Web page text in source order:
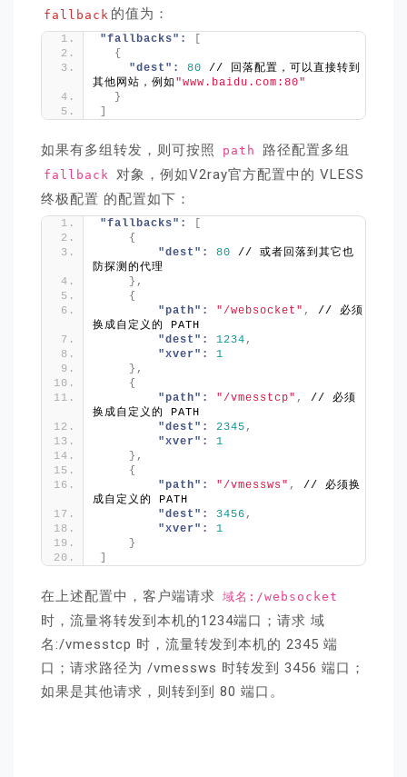
fallback 的值为：
"fallbacks":
{
"dest":
80 // 回落配置，可以直接转到
其他网站，例如 "www.baidu.com:80"
}
如果有多组转发，则可按照 path 路径配置多组
fallback 对象，例如V2ray官方配置中的 VLESS
终极配置 的配置如下：
"fallbacks":
{
"dest":
80 // 或者回落到其它也
防探测的代理
} ,
{
"path":
"/websocket" ,
// 必须
换成自定义的 PATH
"dest":
1234 ,
"xver":
1
} ,
{
"path":
"/vmesstcp" ,
// 必须
换成自定义的 PATH
"dest":
2345 ,
"xver":
1
} ,
{
"path":
"/vmessws" ,
// 必须换
成自定义的 PATH
"dest":
3456 ,
"xver":
1
}
在上述配置中，客户端请求 域名:/websocket
时，流量将转发到本机的1234端口；请求 域
名:/vmesstcp 时，流量转发到本机的 2345 端
口；请求路径为 /vmessws 时转发到 3456 端口；
如果是其他请求，则转到到 80 端口。